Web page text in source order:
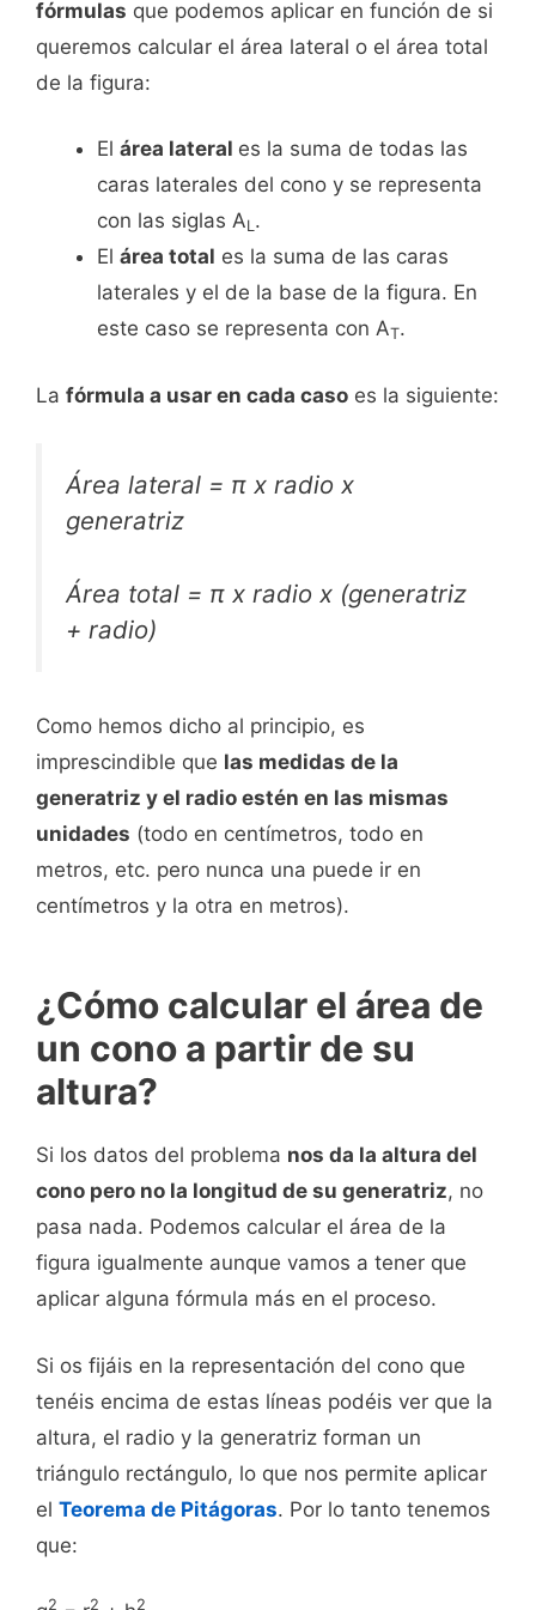
fórmulas que podemos aplicar en función de si
queremos calcular el área lateral o el área total
de la figura:
El área lateral es la suma de todas las
caras laterales del cono y se representa
con las siglas AL.
El área total es la suma de las caras
laterales y el de la base de la figura. En
este caso se representa con AT.
La fórmula a usar en cada caso es la siguiente:
Área lateral = π x radio x
generatriz
Área total = π x radio x (generatriz
+ radio)
Como hemos dicho al principio, es
imprescindible que las medidas de la
generatriz y el radio estén en las mismas
unidades (todo en centímetros, todo en
metros, etc. pero nunca una puede ir en
centímetros y la otra en metros).
¿Cómo calcular el área de
un cono a partir de su
altura?
Si los datos del problema nos da la altura del
cono pero no la longitud de su generatriz, no
pasa nada. Podemos calcular el área de la
figura igualmente aunque vamos a tener que
aplicar alguna fórmula más en el proceso.
Si os fijáis en la representación del cono que
tenéis encima de estas líneas podéis ver que la
altura, el radio y la generatriz forman un
triángulo rectángulo, lo que nos permite aplicar
el Teorema de Pitágoras. Por lo tanto tenemos
que:
2 2 2